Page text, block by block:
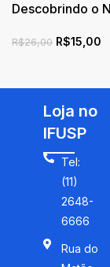
Descobrindo o
R$26,00 R$15,00
Loja no
IFUSP
Tel:
(11)
2648-
6666
Rua do